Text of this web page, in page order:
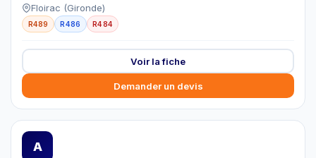
Floirac (Gironde)
R489 R486 R484
Voir la fiche
Demander un devis
A